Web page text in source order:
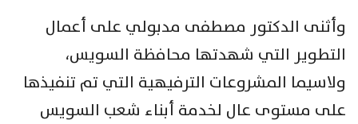
وأثنى الدكتور مصطفى مدبولي على أعمال
التطوير التي شهدتها محافظة السويس،
ولاسيما المشروعات الترفيهية التي تم تنفيذها
على مستوى عال لخدمة أبناء شعب السويس